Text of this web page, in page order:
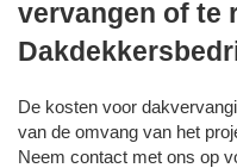
vervangen of te
De kosten voor
van de omvang van het
Neem contact met ons op